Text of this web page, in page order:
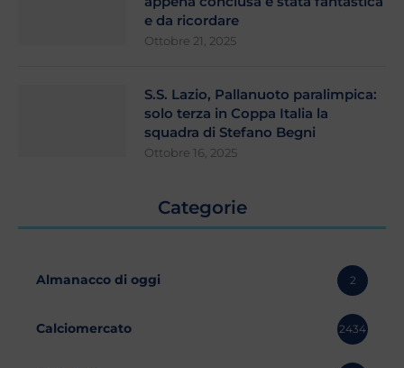
e da ricordare
Ottobre 21, 2025
S.S. Lazio, Pallanuoto paralimpica:
solo terza in Coppa Italia la
squadra di Stefano Begni
Ottobre 16, 2025
Categorie
Almanacco di oggi 2
Calciomercato 2434